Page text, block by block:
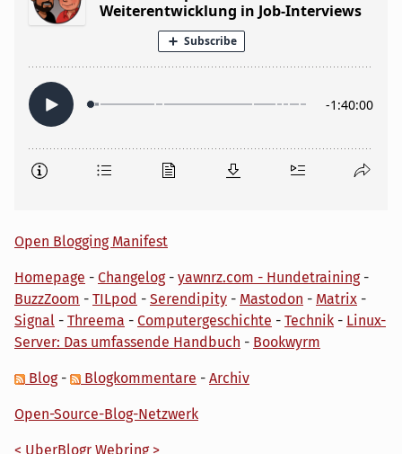
Open Blogging Manifest
Homepage - Changelog- yawnrz.com - Hundetraining-
BuzzZoom - TILpod - Serendipity - Mastodon - Matrix -
Signal - Threema - Computergeschichte - Technik - Linux-
Server: Das umfassende Handbuch - Bookwyrm
Blog- Blogkommentare - Archiv
Open-Source-Blog-Netzwerk
< UberBlogr Webring >